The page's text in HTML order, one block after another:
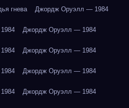
гнева Джордж Оруэлл — 1984
Джордж Оруэлл — 1984
Джордж Оруэлл — 1984
Джордж Оруэлл — 1984
Джордж Оруэлл — 1984